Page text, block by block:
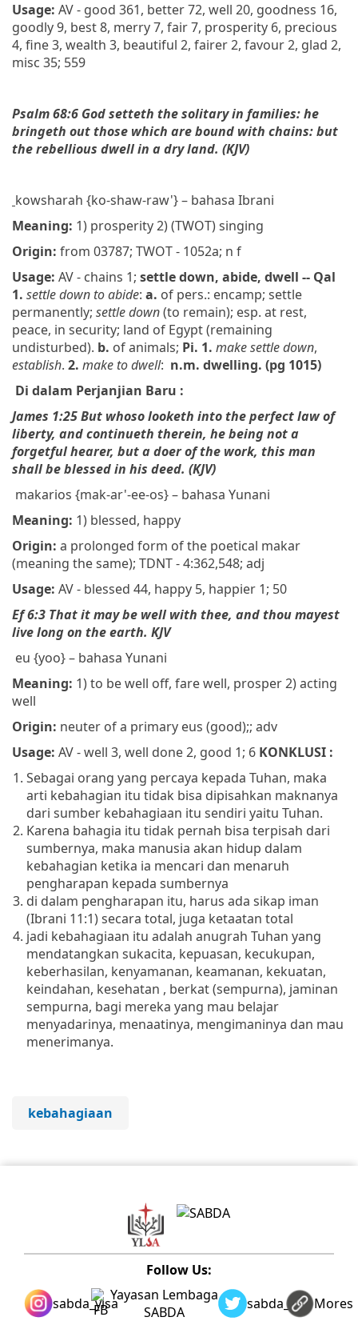
Usage: AV - good 361, better 72, well 20, goodness 16,
goodly 9, best 8, merry 7, fair 7, prosperity 6, precious
4, fine 3, wealth 3, beautiful 2, fairer 2, favour 2, glad 2,
misc 35; 559
Psalm 68:6 God setteth the solitary in families: he
bringeth out those which are bound with chains: but
the rebellious dwell in a dry land. (KJV)
kowsharah {ko-shaw-raw'} – bahasa Ibrani
Meaning: 1) prosperity 2) (TWOT) singing
Origin: from 03787; TWOT - 1052a; n f
Usage: AV - chains 1; settle down, abide, dwell -- Qal
1. settle down to abide: a. of pers.: encamp; settle
permanently; settle down(to remain); esp. at rest,
peace, in security; land of Egypt (remaining
undisturbed). b. of animals; Pi. 1. make settle down,
establish. 2. make to dwell: n.m. dwelling. (pg 1015)
Di dalam Perjanjian Baru :
James 1:25 But whoso looketh into the perfect law of
liberty, and continueth therein, he being not a
forgetful hearer, but a doer of the work, this man
shall beblessedin his deed. (KJV)
makarios {mak-ar'-ee-os} – bahasa Yunani
Meaning: 1) blessed, happy
Origin: a prolonged form of the poetical makar
(meaning the same); TDNT - 4:362,548; adj
Usage: AV - blessed 44, happy 5, happier 1; 50
Ef 6:3 That it may be well with thee, and thou mayest
live long on the earth. KJV
eu {yoo} – bahasa Yunani
Meaning: 1) to be well off, fare well, prosper 2) acting
well
Origin: neuter of a primary eus (good);; adv
Usage: AV - well 3, well done 2, good 1; 6 KONKLUSI :
Sebagai orang yang percaya kepada Tuhan, maka
arti kebahagian itu tidak bisa dipisahkan maknanya
dari sumber kebahagiaan itu sendiri yaitu Tuhan.
Karena bahagia itu tidak pernah bisa terpisah dari
sumbernya, maka manusia akan hidup dalam
kebahagian ketika ia mencari dan menaruh
pengharapan kepada sumbernya
di dalam pengharapan itu, harus ada sikap iman
(Ibrani 11:1) secara total, juga ketaatan total
jadi kebahagiaan itu adalah anugrah Tuhan yang
mendatangkan sukacita, kepuasan, kecukupan,
keberhasilan, kenyamanan, keamanan, kekuatan,
keindahan, kesehatan , berkat (sempurna), jaminan
sempurna, bagi mereka yang mau belajar
menyadarinya, menaatinya, mengimaninya dan mau
menerimanya.
kebahagiaan
Follow Us:
sabda_ylsaYayasan Lembaga
SABDA
sabda_ylsaMores